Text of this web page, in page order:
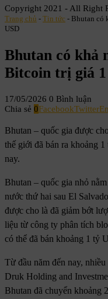
Copyright 2021 - All Right
Trang chủ - Tin tức - Bhutan có
USD
Bhutan có khả
Bitcoin trị giá
17/05/2026 0 Bình luận
Chia sẻ 0FacebookTwitter
Bhutan – quốc gia được
thế giới đã bán ra khoảng
nay.
Bhutan – quốc gia nhỏ
nước thứ hai sau El
được cho là đã giảm bớt
liệu từ công ty phân tích
có thể đã bán khoảng 1 tỷ
Từ đầu năm đến nay,
Druk Holding and
Bhutan đã chuyển khoảng